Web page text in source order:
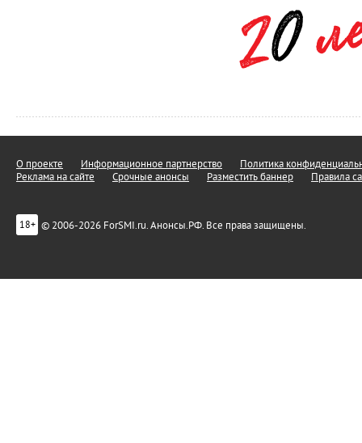
О проекте Информационное партнерство
Политика
Реклама на сайте
Срочные анонсы Разместить баннер Правила
18+ © 2006-2026 ForSMI.ru. Анонсы.РФ. Все права защищены.